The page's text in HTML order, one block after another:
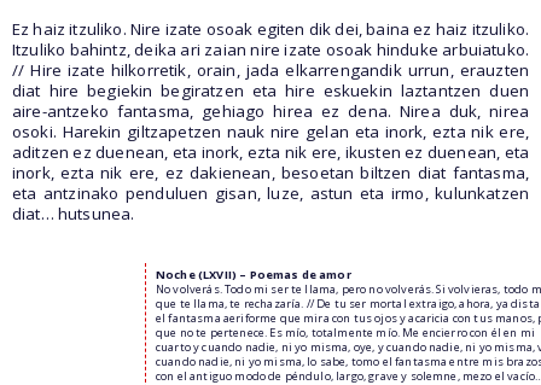
Ez haiz itzuliko. Nire izate osoak egiten dik dei, baina ez haiz itzuliko.
Itzuliko bahintz, deika ari zaian nire izate osoak hinduke arbuiatuko.
// Hire izate hilkorretik, orain, jada elkarrengandik urrun, erauzten
diat hire begiekin begiratzen eta hire eskuekin laztantzen duen
aire-antzeko fantasma, gehiago hirea ez dena. Nirea duk, nirea
osoki. Harekin giltzapetzen nauk nire gelan eta inork, ezta nik ere,
aditzen ez duenean, eta inork, ezta nik ere, ikusten ez duenean, eta
inork, ezta nik ere, ez dakienean, besoetan biltzen diat fantasma,
eta antzinako penduluen gisan, luze, astun eta irmo, kulunkatzen
diat… hutsunea.
Noche (LXVII) – Poemas de amor
No volverás. Todo mi ser te llama, pero no volverás. Si volvieras, todo
que te llama, te rechazaría. // De tu ser mortal extraigo, ahora, ya
el fantasma aeriforme que mira con tus ojos y acaricia con tus manos,
que no te pertenece. Es mío, totalmente mío. Me encierro con él en mi
cuarto y cuando nadie, ni yo misma, oye, y cuando nadie, ni yo misma,
cuando nadie, ni yo misma, lo sabe, tomo el fantasma entre mis
con el antiguo modo de péndulo, largo, grave y solemne, mezo el